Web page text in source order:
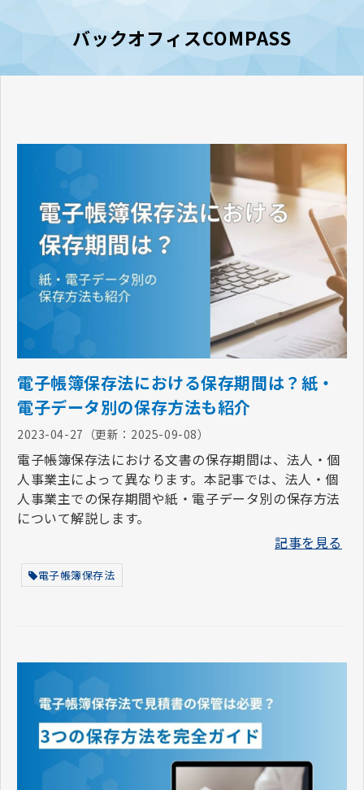
バックオフィスCOMPASS
電子帳簿保存法における保存期間は？紙・
電子データ別の保存方法も紹介
2023-04-27 （更新： 2025-09-08）
電子帳簿保存法における文書の保存期間は、法人・個
人事業主によって異なります。本記事では、法人・個
人事業主での保存期間や紙・電子データ別の保存方法
について解説します。
記事を見る
電子帳簿保存法